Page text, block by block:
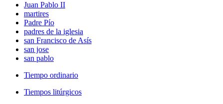
Juan Pablo II
martires
Padre Pío
padres de la iglesia
san Francisco de Asís
san jose
san pablo
Tiempo ordinario
Tiempos litúrgicos